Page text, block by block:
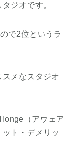
ジオです。
で2位というラ
メなスタジオ
（アウェア
ト・デメリッ